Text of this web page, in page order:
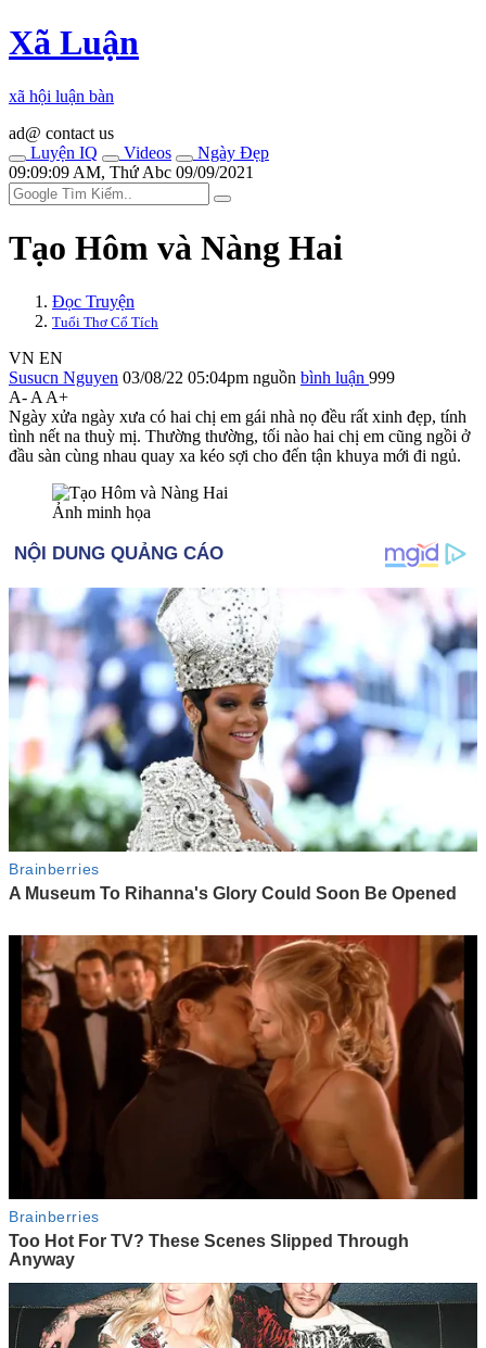
Xã Luận
xã hội luận bàn
ad@ contact us
Luyện IQ
Videos
Ngày Đẹp
09:09:09 AM, Thứ Abc 09/09/2021
Tạo Hôm và Nàng Hai
Đọc Truyện
Tuổi Thơ Cổ Tích
VN EN
Susucn Nguyen 03/08/22 05:04pm nguồn bình luận 999
A- A A+
Ngày xửa ngày xưa có hai chị em gái nhà nọ đều rất xinh đẹp, tính
tình nết na thuỳ mị. Thường thường, tối nào hai chị em cũng ngồi ở
đầu sàn cùng nhau quay xa kéo sợi cho đến tận khuya mới đi ngủ.
Ảnh minh họa